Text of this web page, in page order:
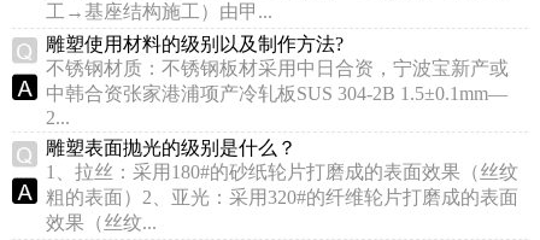
工→基座结构施工）由甲...
雕塑使用材料的级别以及制作方法?
不锈钢材质：不锈钢板材采用中日合资，宁波宝新产或
中韩合资张家港浦项产冷轧板SUS 304-2B 1.5±0.1mm—
2...
雕塑表面抛光的级别是什么？
1、拉丝：采用180#的砂纸轮片打磨成的表面效果（丝纹
粗的表面）2、亚光：采用320#的纤维轮片打磨成的表面
效果（丝纹...